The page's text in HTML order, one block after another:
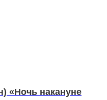
«Ночь накануне